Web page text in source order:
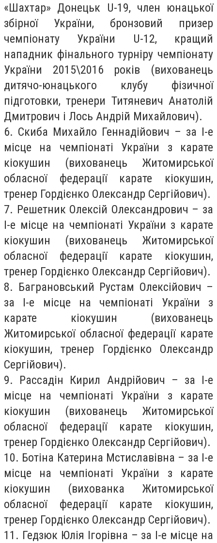
«Шахтар» Донецьк U-19, член юнацької
збірної України, бронзовий призер
чемпіонату України U-12, кращий
нападник фінального турніру чемпіонату
України 2015\2016 років (вихованець
дитячо-юнацького клубу фізичної
підготовки, тренери Титяневич Анатолій
Дмитрович і Лось Андрій Михайлович).
6. Скиба Михайло Геннадійович – за І-е
місце на чемпіонаті України з карате
кіокушин (вихованець Житомирської
обласної федерації карате кіокушин,
тренер Гордієнко Олександр Сергійович).
7. Решетник Олексій Олександрович – за
І-е місце на чемпіонаті України з карате
кіокушин (вихованець Житомирської
обласної федерації карате кіокушин,
тренер Гордієнко Олександр Сергійович).
8. Баграновський Рустам Олексійович –
за І-е місце на чемпіонаті України з
карате кіокушин (вихованець
Житомирської обласної федерації карате
кіокушин, тренер Гордієнко Олександр
Сергійович).
9. Рассадін Кирил Андрійович – за І-е
місце на чемпіонаті України з карате
кіокушин (вихованець Житомирської
обласної федерації карате кіокушин,
тренер Гордієнко Олександр Сергійович).
10. Ботіна Катерина Мстиславівна – за І-е
місце на чемпіонаті України з карате
кіокушин (вихованка Житомирської
обласної федерації карате кіокушин,
тренер Гордієнко Олександр Сергійович).
11. Гедзюк Юлія Ігорівна – за І-е місце на